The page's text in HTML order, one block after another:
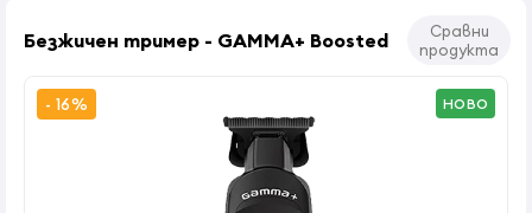
Безжичен тример - GAMMA+ Boosted
Сравни
продукта
- 16% НОВО